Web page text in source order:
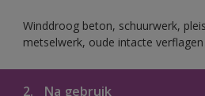
Winddroog beton, schuurwerk,
metselwerk, oude intacte verflagen
2. Na gebruik